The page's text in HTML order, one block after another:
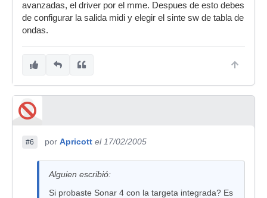
avanzadas, el driver por el mme. Despues de esto debes
de configurar la salida midi y elegir el sinte sw de tabla de
ondas.
#6 por Apricott el 17/02/2005
Alguien escribió:
Si probaste Sonar 4 con la targeta integrada? Es